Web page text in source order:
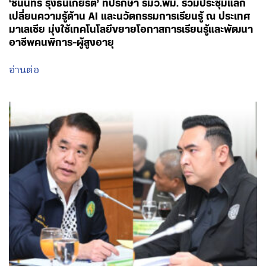
‘ชนินทร์ รุ่งธนเกียรติ’ ที่ปรึกษา รมว.พม. ร่วมประชุมแลก
เปลี่ยนความรู้ด้าน AI และนวัตกรรมการเรียนรู้ ณ ประเทศ
มาเลเซีย มุ่งใช้เทคโนโลยีขยายโอกาสการเรียนรู้และพัฒนา
อาชีพคนพิการ-ผู้สูงอายุ
อ่านต่อ